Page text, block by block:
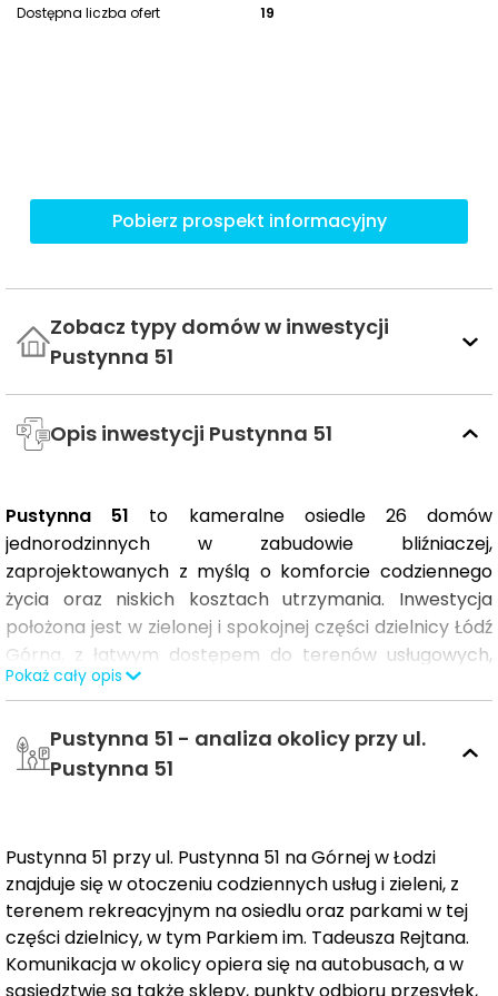
Dostępna liczba ofert
19
Pobierz prospekt informacyjny
Zobacz typy domów w inwestycji
Pustynna 51
Opis inwestycji Pustynna 51
Pustynna 51 to kameralne osiedle 26 domów
jednorodzinnych w zabudowie bliźniaczej,
zaprojektowanych z myślą o komforcie codziennego
życia oraz niskich kosztach utrzymania. Inwestycja
położona jest w zielonej i spokojnej części dzielnicy Łódź
Górna, z łatwym dostępem do terenów usługowych,
komunikacji miejskiej oraz lotniska.
Każdy dom ma powierzchnię 102,58 m² i dwie
kondygnacje. Na parterze znajduje się wiatrołap,
(50,42 m²) to trzy sypialnie, łazienka, hol i garderoba –
wszystko starannie przemyślane, aby zapewnić
domownikom maksymalną funkcjonalność i komfort.
Domy oddawane są w standardzie umożliwiającym
szybką przeprowadzkę – z gotową infrastrukturą
Pokaż cały opis
Pustynna 51 - analiza okolicy przy ul.
Pustynna 51
Pustynna 51 przy ul. Pustynna 51 na Górnej w Łodzi
znajduje się w otoczeniu codziennych usług i zieleni, z
terenem rekreacyjnym na osiedlu oraz parkami w tej
części dzielnicy, w tym Parkiem im. Tadeusza Rejtana.
Komunikacja w okolicy opiera się na autobusach, a w
sąsiedztwie są także sklepy, punkty odbioru przesyłek,